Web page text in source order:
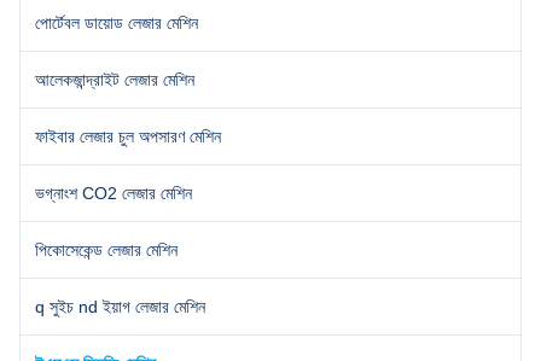
পোর্টেবল ডায়োড লেজার মেশিন
আলেকজান্দ্রাইট লেজার মেশিন
ফাইবার লেজার চুল অপসারণ মেশিন
ভগ্নাংশ CO2 লেজার মেশিন
পিকোসেকেন্ড লেজার মেশিন
q সুইচ nd ইয়াগ লেজার মেশিন